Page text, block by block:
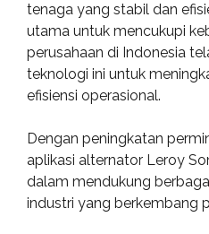
tenaga yang stabil dan
utama untuk mencukupi
perusahaan di Indonesia
teknologi ini untuk
efisiensi operasional.
Dengan peningkatan
aplikasi alternator Leroy
dalam mendukung
industri yang berkembang